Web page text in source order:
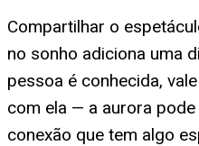
Compartilhar o
no sonho adiciona uma
pessoa é conhecida,
com ela — a aurora
conexão que tem algo